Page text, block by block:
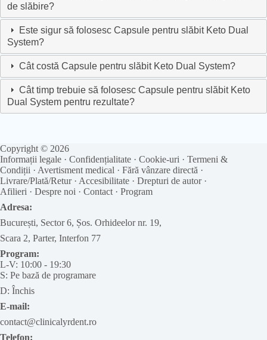
de slăbire?
Este sigur să folosesc Capsule pentru slăbit Keto Dual
System?
Cât costă Capsule pentru slăbit Keto Dual System?
Cât timp trebuie să folosesc Capsule pentru slăbit Keto
Dual System pentru rezultate?
Copyright © 2026
Informații legale · Confidențialitate · Cookie-uri · Termeni &
Condiții · Avertisment medical · Fără vânzare directă ·
Livrare/Plată/Retur· Accesibilitate · Drepturi de autor·
Afilieri · Despre noi · Contact · Program
Adresa:
București, Sector 6, Șos. Orhideelor nr. 19,
Scara 2, Parter, Interfon 77
Program:
L-V: 10:00 - 19:30
S: Pe bază de programare
D: Închis
E-mail:
contact@clinicalyrdent.ro
Telefon: